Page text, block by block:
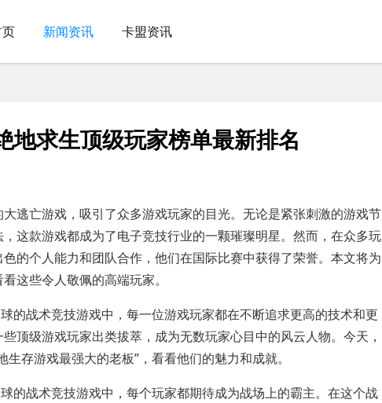
新闻资讯 卡盟资讯
地求生顶级玩家榜单最新排名
逃亡游戏，吸引了众多游戏玩家的目光。无论是紧张刺激的游戏节
这款游戏都成为了电子竞技行业的一颗璀璨明星。然而，在众多玩
的个人能力和团队合作，他们在国际比赛中获得了荣誉。本文将为
这些令人敬佩的高端玩家。
的战术竞技游戏中，每一位游戏玩家都在不断追求更高的技术和更
顶级游戏玩家出类拔萃，成为无数玩家心目中的风云人物。今天，
存游戏最强大的老板”，看看他们的魅力和成就。
的战术竞技游戏中，每个玩家都期待成为战场上的霸主。在这个战